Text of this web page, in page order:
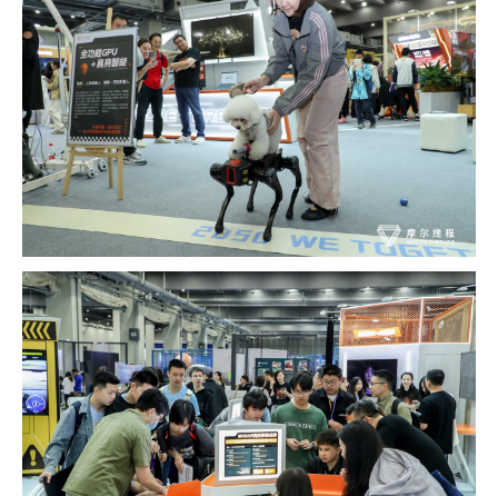
MTT E300
MTT S80
MTT S70
MTT X300
MTT S50
MTT S30 / S10
MUSA Deploy
MUSACODE
AI 训练套件
AI 推理套件
GPU 虚拟化 / vGPU
KUAE 云原生套件
PES 控制中心
MTVerse XR
Smart Media Engine
AI 语音
视频会议